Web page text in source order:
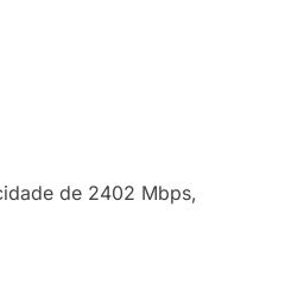
de 2402 Mbps,